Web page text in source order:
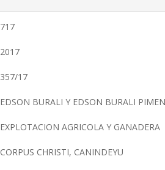
717
2017
357/17
EDSON BURALI Y EDSON BURALI
EXPLOTACION AGRICOLA Y GANADERA
CORPUS CHRISTI, CANINDEYU